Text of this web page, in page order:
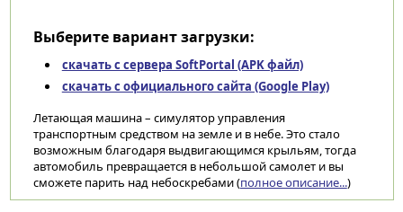
Выберите вариант загрузки:
скачать с сервера SoftPortal (APK файл)
скачать с официального сайта (Google Play)
Летающая машина – симулятор управления
транспортным средством на земле и в небе. Это стало
возможным благодаря выдвигающимся крыльям, тогда
автомобиль превращается в небольшой самолет и вы
сможете парить над небоскребами (полное описание...)